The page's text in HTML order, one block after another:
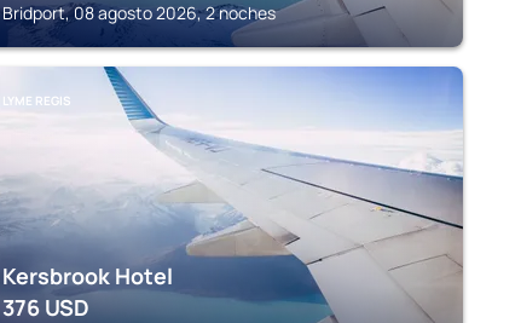
Bridport, 08 agosto 2026, 2 noches
LYME REGIS
Kersbrook Hotel
376 USD